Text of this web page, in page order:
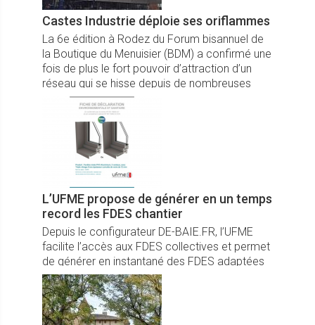
Castes Industrie déploie ses oriflammes
La 6e édition à Rodez du Forum bisannuel de
la Boutique du Menuisier (BDM) a confirmé une
fois de plus le fort pouvoir d’attraction d’un
réseau qui se hisse depuis de nombreuses
années sur le podium,
L’UFME propose de générer en un temps
record les FDES chantier
Depuis le configurateur DE-BAIE.FR, l’UFME
facilite l’accès aux FDES collectives et permet
de générer en instantané des FDES adaptées
à chaque chantier.